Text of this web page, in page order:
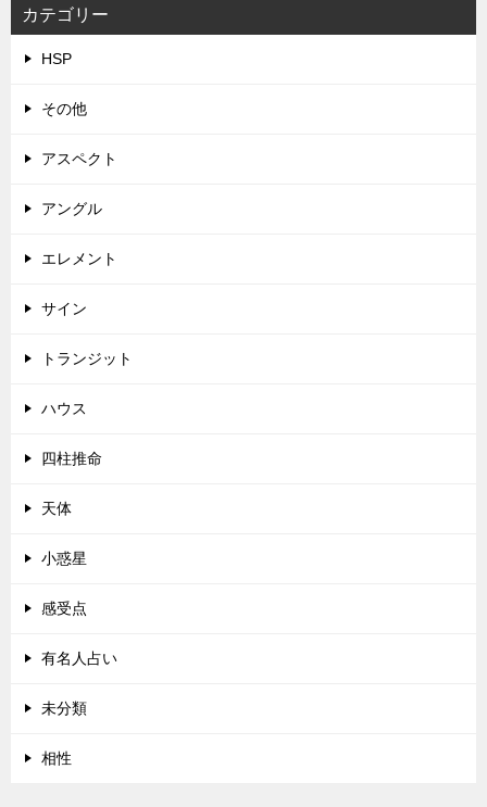
カテゴリー
HSP
その他
アスペクト
アングル
エレメント
サイン
トランジット
ハウス
四柱推命
天体
小惑星
感受点
有名人占い
未分類
相性